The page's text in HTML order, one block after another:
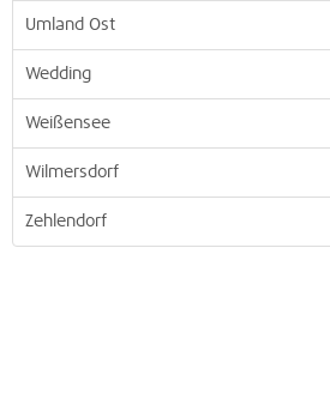
Umland Ost
Wedding
Weißensee
Wilmersdorf
Zehlendorf